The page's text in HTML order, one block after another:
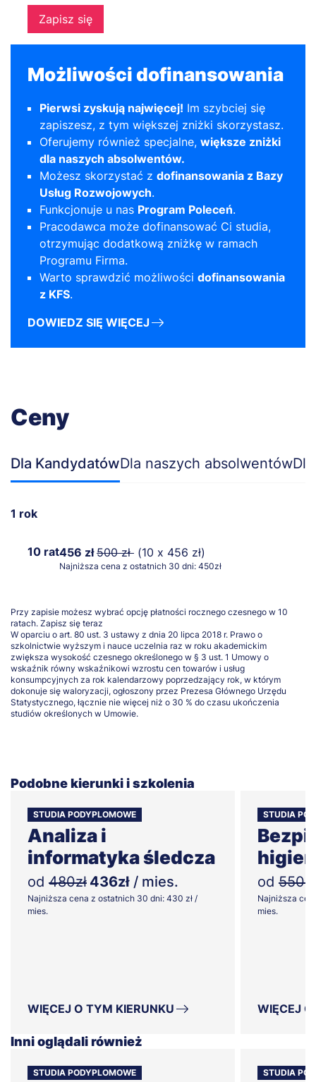
Zapisz się
Możliwości dofinansowania
Pierwsi zyskują najwięcej! Im szybciej się
zapiszesz, z tym większej zniżki skorzystasz.
Oferujemy również specjalne, większe zniżki
dla naszych absolwentów.
Możesz skorzystać z dofinansowania z Bazy
Usług Rozwojowych.
Funkcjonuje u nas Program Poleceń.
Pracodawca może dofinansować Ci studia,
otrzymując dodatkową zniżkę w ramach
Programu Firma.
Warto sprawdzić możliwości dofinansowania
z KFS.
DOWIEDZ SIĘ WIĘCEJ
Ceny
Dla KandydatówDla naszych absolwentów
1 rok
10 rat456 zł500 zł (10 x 456 zł)
Najniższa cena z ostatnich 30 dni: 450zł
Przy zapisie możesz wybrać opcję płatności rocznego czesnego w 10
ratach. Zapisz się teraz
W oparciu o art. 80 ust. 3 ustawy z dnia 20 lipca 2018 r. Prawo o
szkolnictwie wyższym i nauce uczelnia raz w roku akademickim
zwiększa wysokość czesnego określonego w § 3 ust. 1 Umowy o
wskaźnik równy wskaźnikowi wzrostu cen towarów i usług
konsumpcyjnych za rok kalendarzowy poprzedzający rok, w którym
dokonuje się waloryzacji, ogłoszony przez Prezesa Głównego Urzędu
Statystycznego, łącznie nie więcej niż o 30 % do czasu ukończenia
studiów określonych w Umowie.
Podobne kierunki i szkolenia
STUDIA PODYPLOMOWE
Analiza i
informatyka śledcza
od 480zł 436zł / mies.
Najniższa cena z ostatnich 30 dni: 430 zł /
mies.
WIĘCEJ O TYM KIERUNKU
STUDIA
od 550zł
Najniższa
mies.
WIĘCEJ
Inni oglądali również
STUDIA PODYPLOMOWE STUDIA